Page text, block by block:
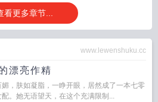
看更多章节...
www.lewenshuku.cc
漂亮作精
，肤如凝脂，一睁开眼，居然成了一本七零
。她无语望天，在这个充满限制...